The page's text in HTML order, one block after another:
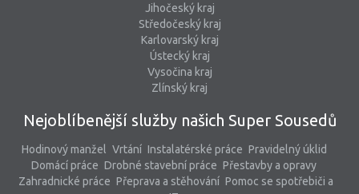
Jihočeský kraj
Středočeský kraj
Karlovarský kraj
Ústecký kraj
Vysočina kraj
Zlínský kraj
Nejoblíbenější služby našich Super Sousedů
Hodinový manžel Vrtání Instalatérské práce Pravidelný úklid
Domácí práce Drobné stavební práce Přestavby a opravy
Zahradnické práce Přeprava a stěhování Pomoc se spotřebiči a